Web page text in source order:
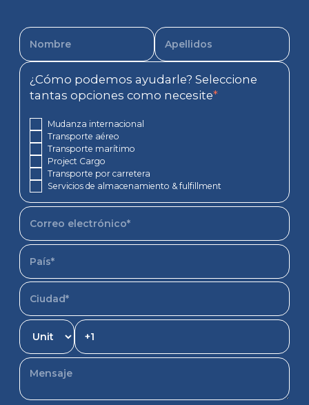
¿Cómo podemos ayudarle? Seleccione
tantas opciones como necesite*
Mudanza internacional
Transporte aéreo
Transporte marítimo
Project Cargo
Transporte por carretera
Servicios de almacenamiento & fulfillment